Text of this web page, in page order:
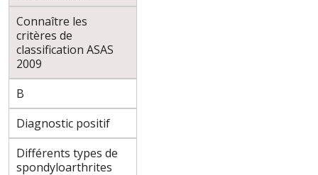
Connaître les
critères de
classification ASAS
2009
B
Diagnostic positif
Différents types de
spondyloarthrites